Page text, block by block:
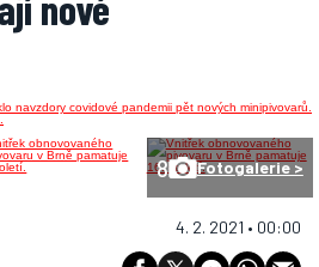
8 Fotogalerie >
4. 2. 2021 • 00:00